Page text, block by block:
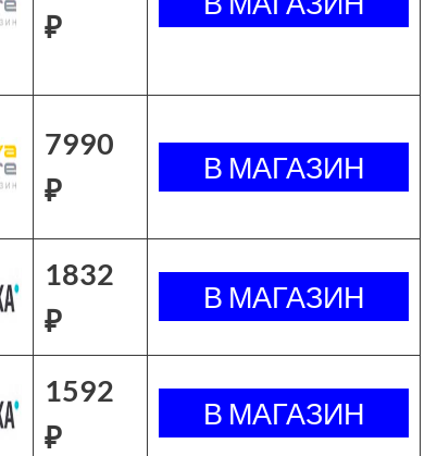
₽
7990
₽
1832
₽
1592
₽